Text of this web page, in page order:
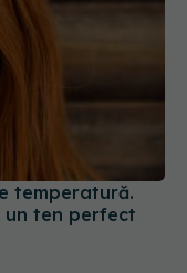
temperatură.
ten perfect